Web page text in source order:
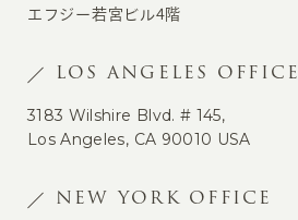
エフジー若宮ビル4階
LOS ANGELES OFFICE
3183 Wilshire Blvd. # 145,
Los Angeles, CA 90010 USA
NEW YORK OFFICE